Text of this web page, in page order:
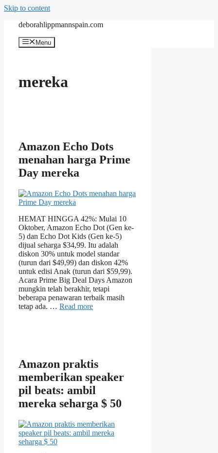
Skip to content
deborahlippmannspain.com
Menu
mereka
Amazon Echo Dots
menahan harga Prime
Day mereka
HEMAT HINGGA 42%: Mulai 10
Oktober, Amazon Echo Dot (Gen ke-
5) dan Echo Dot Kids (Gen ke-5)
dijual seharga $34,99. Itu adalah
diskon 30% untuk model standar
(turun dari $49,99) dan diskon 42%
untuk edisi Anak (turun dari $59,99).
Acara Prime Big Deal Days Amazon
mungkin telah berakhir, tetapi
beberapa penawaran terbaik masih
tetap ada. … Read more
Amazon praktis
memberikan speaker
pil beats: ambil
mereka seharga $ 50